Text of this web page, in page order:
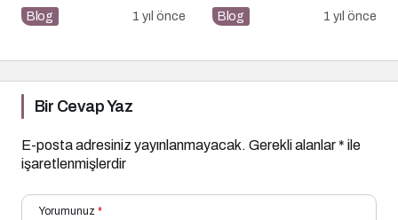
Blog 1 yıl önce
Yayında
Blog 1 yıl önce
Bir Cevap Yaz
E-posta adresiniz yayınlanmayacak. Gerekli alanlar* ile
işaretlenmişlerdir
Yorumunuz *